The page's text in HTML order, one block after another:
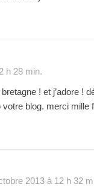
h 28 min.
! et j’adore !
votre blog. merci mille
2013 à 12 h 32